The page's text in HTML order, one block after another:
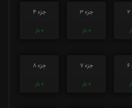
جزء 3
0 بار
جزء 4
0 بار
جزء 7
0 بار
جزء 8
0 بار